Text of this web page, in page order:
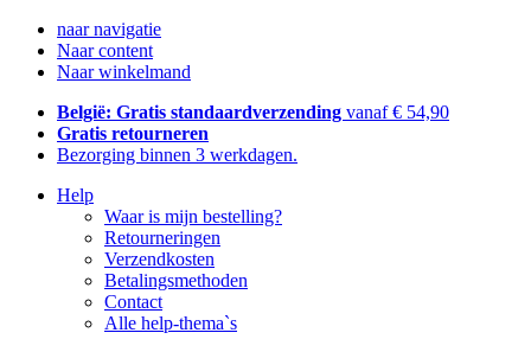
naar navigatie
Naar content
Naar winkelmand
België: Gratis standaardverzending vanaf € 54,90
Gratis retourneren
Bezorging binnen 3 werkdagen.
Help
Waar is mijn bestelling?
Retourneringen
Verzendkosten
Betalingsmethoden
Contact
Alle help-thema`s